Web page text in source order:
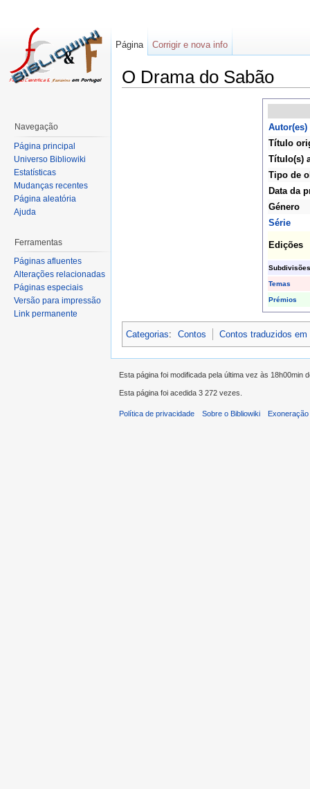
O Drama do Sabão
Autor(es)
Título
Título(s)
Tipo de
Data da
Género
Série
Edições
Subdivisões
Temas
Prémios
Categorias: Contos Contos traduzidos em
Página Corrigir e nova info
Navegação
Página principal
Universo Bibliowiki
Estatísticas
Mudanças recentes
Página aleatória
Ajuda
Ferramentas
Páginas afluentes
Alterações relacionadas
Páginas especiais
Versão para impressão
Link permanente
Esta página foi modificada pela última vez às 18h00min
Esta página foi acedida 3 272 vezes.
Política de privacidade Sobre o Bibliowiki